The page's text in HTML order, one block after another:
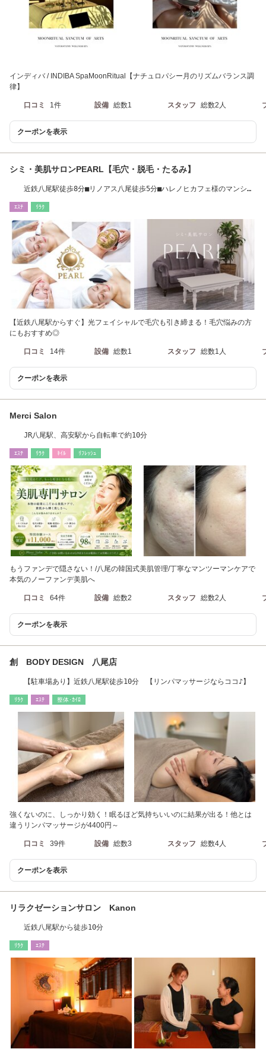
インディバ / INDIBA SpaMoonRitual【ナチュロパシー月のリズムバランス調
律】
口コミ 1件 設備 総数1 スタッフ 総数2人
クーポンを表示
シミ・美肌サロンPEARL【毛穴・脱毛・たるみ】
近鉄八尾駅徒歩8分■リノアス八尾徒歩5分■ハレノヒカフェ様のマンショ
ｴｽﾃ ﾘﾗｸ
【近鉄八尾駅からすぐ】光フェイシャルで毛穴も引き締まる！毛穴悩みの方
にもおすすめ◎
口コミ 14件 設備 総数1 スタッフ 総数1人
クーポンを表示
Merci Salon
JR八尾駅、高安駅から自転車で約10分
ｴｽﾃ ﾘﾗｸ ﾈｲﾙ ﾘﾌﾚｯｼｭ
もうファンデで隠さない！/八尾の韓国式美肌管理/丁寧なマンツーマンケアで
本気のノーファンデ美肌へ
口コミ 64件 設備 総数2 スタッフ 総数2人
クーポンを表示
創 BODY DESIGN 八尾店
【駐車場あり】近鉄八尾駅徒歩10分 【リンパマッサージならココ♪】
ﾘﾗｸ ｴｽﾃ 整体･ｶｲﾛ
強くないのに、しっかり効く！眠るほど気持ちいいのに結果が出る！他とは
違うリンパマッサージが4400円～
口コミ 39件 設備 総数3 スタッフ 総数4人
クーポンを表示
リラクゼーションサロン Kanon
近鉄八尾駅から徒歩10分
ﾘﾗｸ ｴｽﾃ